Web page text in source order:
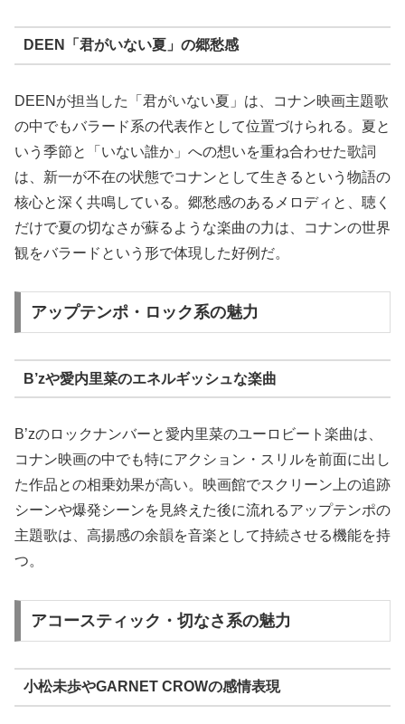
DEEN「君がいない夏」の郷愁感
DEENが担当した「君がいない夏」は、コナン映画主題歌
の中でもバラード系の代表作として位置づけられる。夏と
いう季節と「いない誰か」への想いを重ね合わせた歌詞
は、新一が不在の状態でコナンとして生きるという物語の
核心と深く共鳴している。郷愁感のあるメロディと、聴く
だけで夏の切なさが蘇るような楽曲の力は、コナンの世界
観をバラードという形で体現した好例だ。
アップテンポ・ロック系の魅力
B’zや愛内里菜のエネルギッシュな楽曲
B’zのロックナンバーと愛内里菜のユーロビート楽曲は、
コナン映画の中でも特にアクション・スリルを前面に出し
た作品との相乗効果が高い。映画館でスクリーン上の追跡
シーンや爆発シーンを見終えた後に流れるアップテンポの
主題歌は、高揚感の余韻を音楽として持続させる機能を持
つ。
アコースティック・切なさ系の魅力
小松未歩やGARNET CROWの感情表現